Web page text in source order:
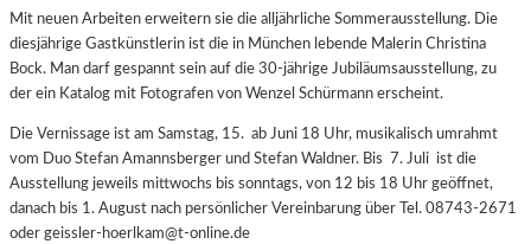
Mit neuen Arbeiten erweitern sie die alljährliche Sommerausstellung. Die
diesjährige Gastkünstlerin ist die in München lebende Malerin Christina
Bock. Man darf gespannt sein auf die 30-jährige Jubiläumsausstellung, zu
der ein Katalog mit Fotografen von Wenzel Schürmann erscheint.
Die Vernissage ist am Samstag, 15. ab Juni 18 Uhr, musikalisch umrahmt
vom Duo Stefan Amannsberger und Stefan Waldner. Bis 7. Juli ist die
Ausstellung jeweils mittwochs bis sonntags, von 12 bis 18 Uhr geöffnet,
danach bis 1. August nach persönlicher Vereinbarung über Tel. 08743-2671
oder geissler-hoerlkam@t-online.de